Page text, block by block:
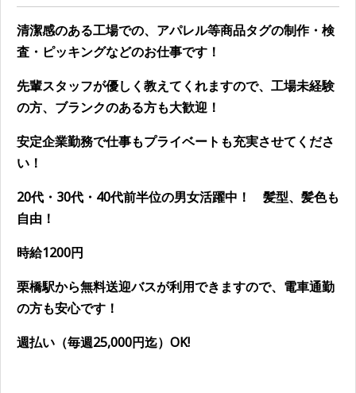
清潔感のある工場での、アパレル等商品タグの制作・検
査・ピッキングなどのお仕事です！
先輩スタッフが優しく教えてくれますので、工場未経験
の方、ブランクのある方も大歓迎！
安定企業勤務で仕事もプライベートも充実させてくださ
い！
20代・30代・40代前半位の男女活躍中！ 髪型、髪色も
自由！
時給1200円
栗橋駅から無料送迎バスが利用できますので、電車通勤
の方も安心です！
週払い（毎週25,000円迄）OK!